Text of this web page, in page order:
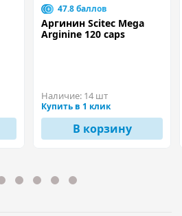
47.8 баллов
Аргинин Scitec Mega
Arginine 120 caps
Наличие: 14 шт
Купить в 1 клик
В корзину